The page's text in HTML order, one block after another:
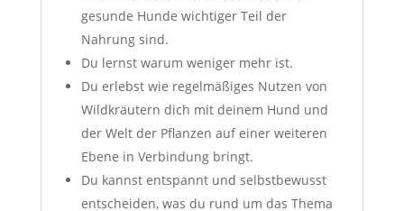
gesunde Hunde wichtiger Teil der
Nahrung sind.
Du lernst warum weniger mehr ist.
Du erlebst wie regelmäßiges Nutzen von
Wildkräutern dich mit deinem Hund und
der Welt der Pflanzen auf einer weiteren
Ebene in Verbindung bringt.
Du kannst entspannt und selbstbewusst
entscheiden, was du rund um das Thema